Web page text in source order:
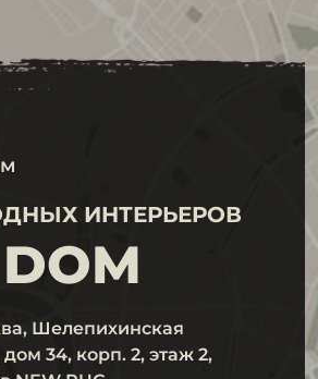
ИНТЕРЬЕРОВ
Шелепихинская
34, корп. 2, этаж 2,